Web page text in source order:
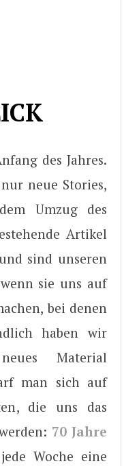
des Jahres.
neue Stories,
Umzug des
Artikel
sind unseren
sie uns auf
bei denen
haben wir
Material
man sich auf
die uns das
70 Jahre
Woche eine